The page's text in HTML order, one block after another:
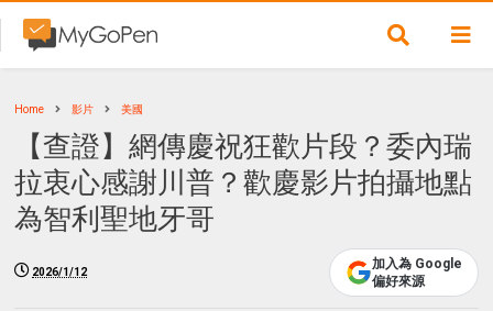
Home 影片 美國
【查證】網傳慶祝狂歡片段？委內瑞
拉衷心感謝川普？歡慶影片拍攝地點
為智利聖地牙哥
2026/1/12
加入為 Google
偏好來源